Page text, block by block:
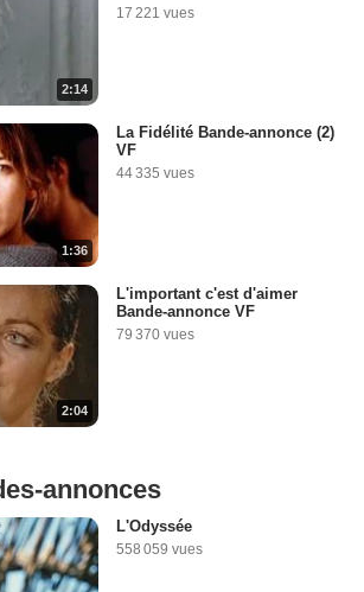
2:14
17 221 vues
1:36
La Fidélité Bande-annonce (2)
VF
44 335 vues
2:04
L'important c'est d'aimer
Bande-annonce VF
79 370 vues
annonces
L'Odyssée
558 059 vues